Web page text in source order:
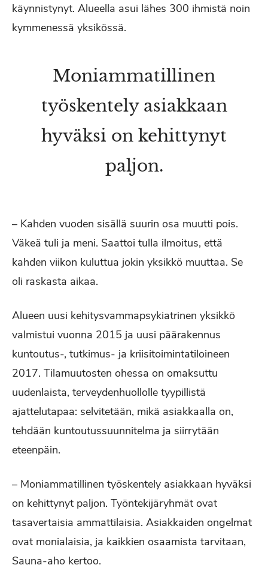
käynnistynyt. Alueella asui lähes 300 ihmistä noin
kymmenessä yksikössä.
Moniammatillinen
työskentely asiakkaan
hyväksi on kehittynyt
paljon.
– Kahden vuoden sisällä suurin osa muutti pois.
Väkeä tuli ja meni. Saattoi tulla ilmoitus, että
kahden viikon kuluttua jokin yksikkö muuttaa. Se
oli raskasta aikaa.
Alueen uusi kehitysvammapsykiatrinen yksikkö
valmistui vuonna 2015 ja uusi päärakennus
kuntoutus-, tutkimus- ja kriisitoimintatiloineen
2017. Tilamuutosten ohessa on omaksuttu
uudenlaista, terveydenhuollolle tyypillistä
ajattelutapaa: selvitetään, mikä asiakkaalla on,
tehdään kuntoutussuunnitelma ja siirrytään
eteenpäin.
– Moniammatillinen työskentely asiakkaan hyväksi
on kehittynyt paljon. Työntekijäryhmät ovat
tasavertaisia ammattilaisia. Asiakkaiden ongelmat
ovat monialaisia, ja kaikkien osaamista tarvitaan,
Sauna-aho kertoo.